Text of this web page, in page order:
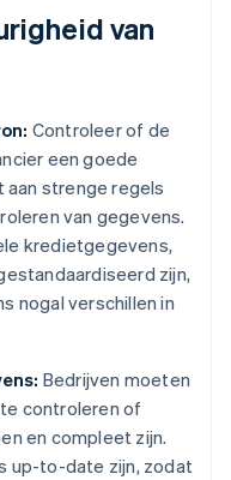
van
Controleer of de
een goede
strenge regels
van gegevens.
kredietgegevens,
zijn,
nogal verschillen in
Bedrijven moeten
controleren of
en compleet zijn.
up-to-date zijn, zodat